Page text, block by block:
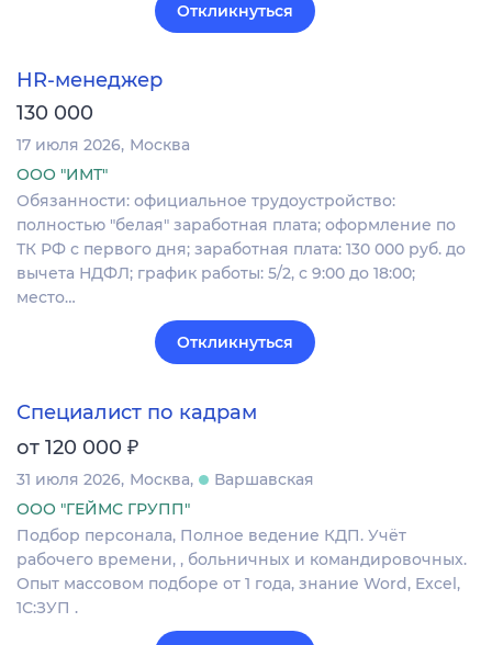
Откликнуться
HR-менеджер
130 000
17 июля 2026 Москва
ООО "ИМТ"
Обязанности: официальное трудоустройство:
полностью "белая" заработная плата; оформление по
ТК РФ с первого дня; заработная плата: 130 000 руб. до
вычета НДФЛ; график работы: 5/2, с 9:00 до 18:00;
место…
Откликнуться
Специалист по кадрам
от 120 000 ₽
31 июля 2026 Москва
Варшавская
ООО "ГЕЙМС ГРУПП"
Подбор персонала, Полное ведение КДП. Учёт
рабочего времени, , больничных и командировочных.
Опыт массовом подборе от 1 года, знание Word, Excel,
1С:ЗУП .